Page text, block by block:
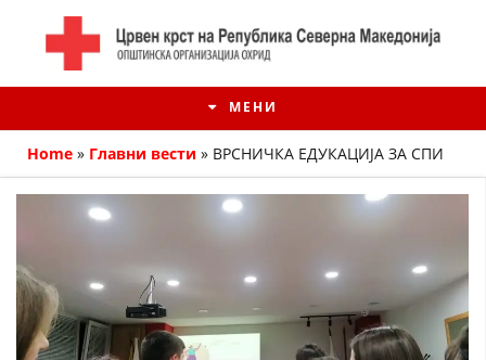
МЕНИ
Home » Главни вести » ВРСНИЧКА ЕДУКАЦИЈА ЗА СПИ